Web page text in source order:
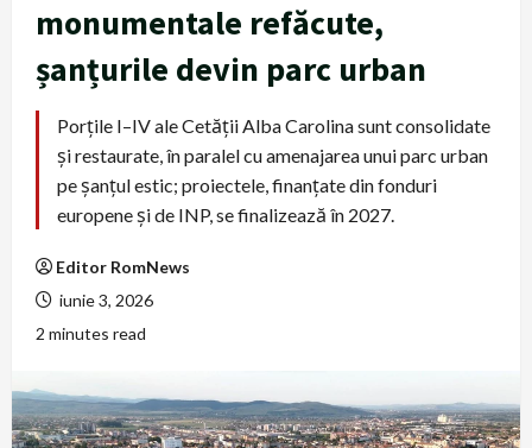
monumentale refăcute,
șanțurile devin parc urban
Porțile I–IV ale Cetății Alba Carolina sunt consolidate
și restaurate, în paralel cu amenajarea unui parc urban
pe șanțul estic; proiectele, finanțate din fonduri
europene și de INP, se finalizează în 2027.
Editor RomNews
iunie 3, 2026
2 minutes read